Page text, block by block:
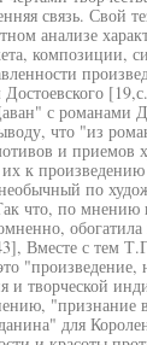
связь. Свой
анализе
композиции,
с романами
что "из
и приемов
к
по
что, по мнению
Вместе с тем
"произведение,
и творческой
"признание
для